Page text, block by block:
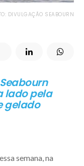
DIVULGAÇÃO SEABOURN
lado pela
gelado
semana, na